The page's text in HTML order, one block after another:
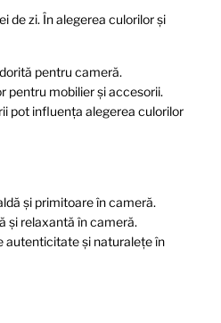
de zi. În alegerea culorilor și
pentru cameră.
pentru mobilier și accesorii.
pot influența alegerea culorilor
și primitoare în cameră.
și relaxantă în cameră.
autenticitate și naturalețe în